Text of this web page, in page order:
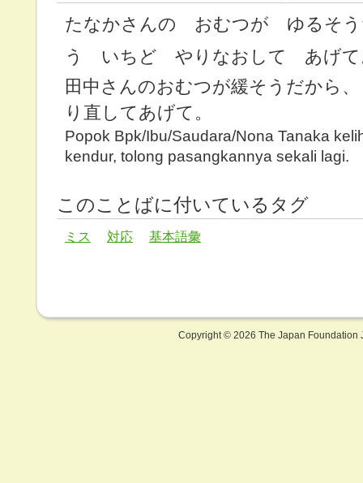
たなかさんの おむつが ゆるそう
う いちど やりなおして あげて
田中さんのおむつが緩そうだから
り直してあげて。
Popok Bpk/Ibu/Saudara/Nona Tanaka
kendur, tolong pasangkannya sekali lagi.
このことばに付いているタグ
ミス 対応 基本語彙
Copyright © 2026 The Japan Foundation